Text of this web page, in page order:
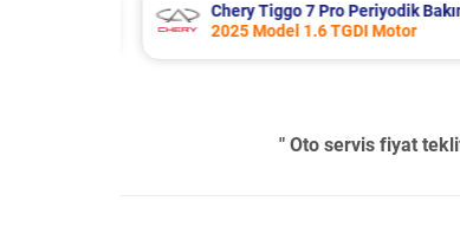
Bmw 3 Serisi Periyodik
2012 Model 328i Motor
" Oto servis fiyat